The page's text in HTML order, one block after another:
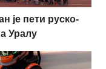
је пети руско-
Уралу